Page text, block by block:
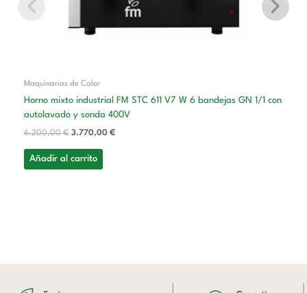
Maquinarias de Calor
Horno mixto industrial FM STC 611 V7 W 6 bandejas GN 1/1 con
autolavado y sonda 400V
6.200,00€ 3.770,00 €
Añadir al carrito